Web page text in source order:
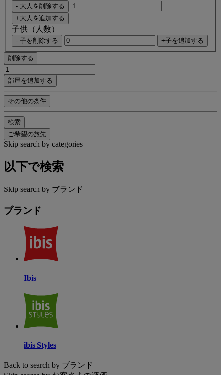
- 大人を削除する
+大人を追加する
子供（人数）
- 子を削除する +子を追加する
削除する
部屋を追加する
その他の条件
検索
ご希望の旅先
Skip search by categories
以下で検索
Skip search by ブランド
ブランド
Ibis
ibis Styles
Back to search by ブランド